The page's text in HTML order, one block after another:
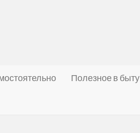
Полезное в быту